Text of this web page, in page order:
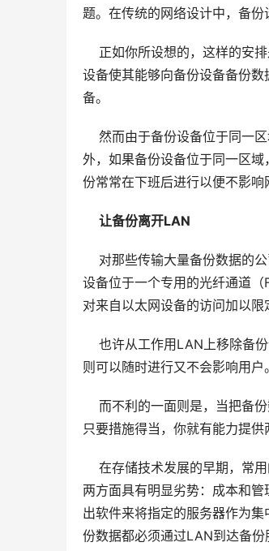
题。在传统的网络设计中，备份
正如你所设想的，这样的安排
设备使其能够向备份设备备份
备。
然而由于备份设备位于同一区
外，如果备份设备位于同一区
份常常在下班后进行以便不影响
让备份离开LAN
对那些传输大量备份数据的公
设备位于一个专用的光纤通道
对来自以太网设备的访问加以限
也许从工作用LAN上移除备份
则可以随时进行又不会影响用户。
而不利的一面则是，当把备份
只要措施得当，你就有能力提
在存储技术发展的早期，常用
两方面具有明显劣势：成本和
出软件来将指定的服务器作为
份数据都必须通过LAN到达备份